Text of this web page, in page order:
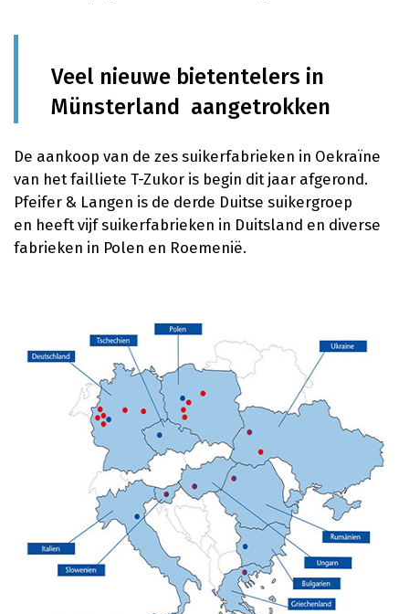
Veel nieuwe bietentelers in
Münsterland aangetrokken
De aankoop van de zes suikerfabrieken in Oekraïne
van het failliete T-Zukor is begin dit jaar afgerond.
Pfeifer & Langen is de derde Duitse suikergroep
en heeft vijf suikerfabrieken in Duitsland en diverse
fabrieken in Polen en Roemenië.